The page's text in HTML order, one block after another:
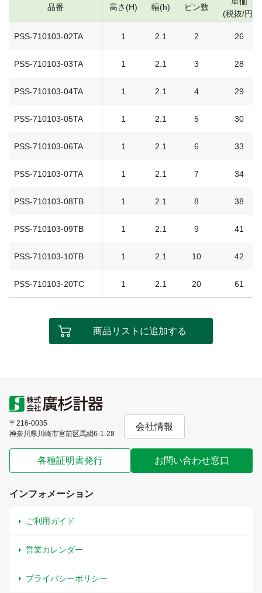
品番 高さ(H) 幅(h) ピン数
(税抜/円)
PSS-710103-02TA 1 2.1 2 26
PSS-710103-03TA 1 2.1 3 28
PSS-710103-04TA 1 2.1 4 29
PSS-710103-05TA 1 2.1 5 30
PSS-710103-06TA 1 2.1 6 33
PSS-710103-07TA 1 2.1 7 34
PSS-710103-08TB 1 2.1 8 38
PSS-710103-09TB 1 2.1 9 41
PSS-710103-10TB 1 2.1 10 42
PSS-710103-20TC 1 2.1 20 61
商品リストに追加する
〒216-0035
神奈川県川崎市宮前区馬絹6-1-28
会社情報
各種証明書発行 お問い合わせ窓口
インフォメーション
ご利用ガイド
営業カレンダー
プライバシーポリシー